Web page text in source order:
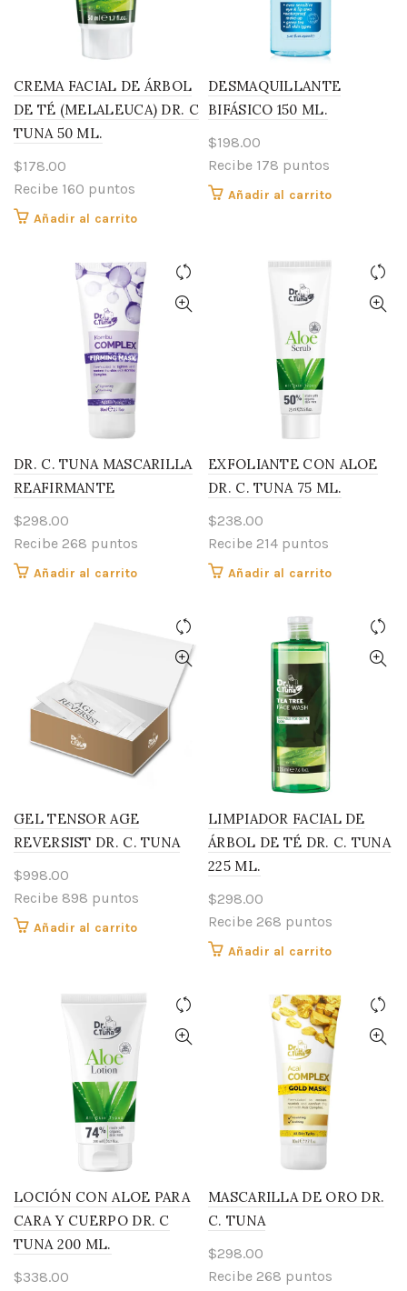
CREMA FACIAL DE ÁRBOL
DE TÉ (MELALEUCA) DR. C
TUNA 50 ML.
$178.00
Recibe 160 puntos
Añadir al carrito
DESMAQUILLANTE
BIFÁSICO 150 ML.
$198.00
Recibe 178 puntos
Añadir al carrito
DR. C. TUNA MASCARILLA
REAFIRMANTE
$298.00
Recibe 268 puntos
Añadir al carrito
EXFOLIANTE CON ALOE
DR. C. TUNA 75 ML.
$238.00
Recibe 214 puntos
Añadir al carrito
GEL TENSOR AGE
REVERSIST DR. C. TUNA
$998.00
Recibe 898 puntos
Añadir al carrito
LIMPIADOR FACIAL DE
ÁRBOL DE TÉ DR. C. TUNA
225 ML.
$298.00
Recibe 268 puntos
Añadir al carrito
LOCIÓN CON ALOE PARA
CARA Y CUERPO DR. C
TUNA 200 ML.
$338.00
MASCARILLA DE ORO DR.
C. TUNA
$298.00
Recibe 268 puntos